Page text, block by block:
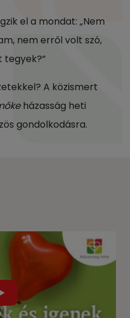
el a mondat: „Nem
nem erről volt szó,
tegyek?”
A közismert
házasság heti
gondolkodásra.